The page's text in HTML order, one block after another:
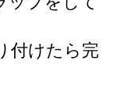
付けたら完